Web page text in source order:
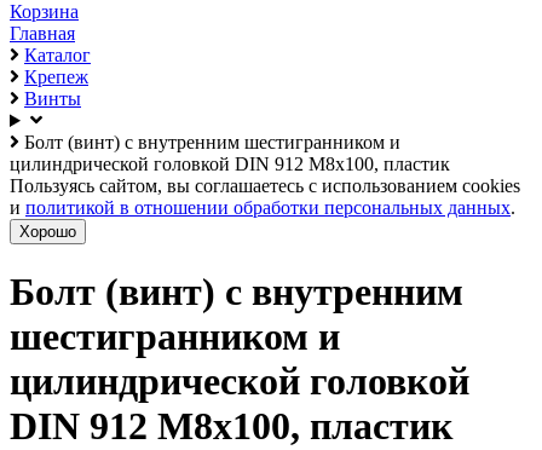
Корзина
Главная
Каталог
Крепеж
Винты
Болт (винт) с внутренним шестигранником и
цилиндрической головкой DIN 912 М8х100, пластик
Пользуясь сайтом, вы соглашаетесь с использованием cookies
и политикой в отношении обработки персональных данных.
Хорошо
Болт (винт) с внутренним
шестигранником и
цилиндрической головкой
DIN 912 М8х100, пластик